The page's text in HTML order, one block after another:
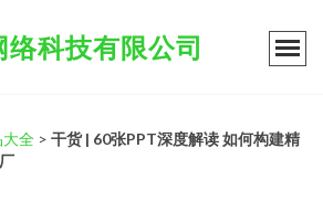
科技有限公司
大全 > 干货 | 60张PPT深度解读 如何构建精